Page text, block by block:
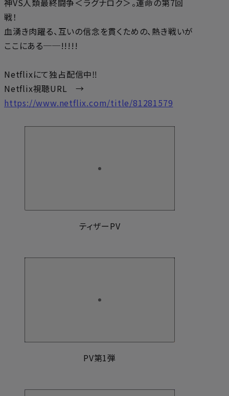
神VS人類最終闘争＜ラグナロク＞――。運命の第7回
戦！
血湧き肉躍る、互いの信念を貫くための、熱き戦いが
ここにある──!!!!!
Netflixにて独占配信中‼
Netflix視聴URL →
https://www.netflix.com/title/81281579
ティザーPV
PV第1弾